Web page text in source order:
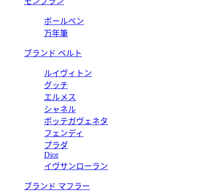
ボールペン
万年筆
ブランド ベルト
ルイヴィトン
グッチ
エルメス
シャネル
ボッテガヴェネタ
フェンディ
プラダ
Dior
イヴサンローラン
ブランド マフラー